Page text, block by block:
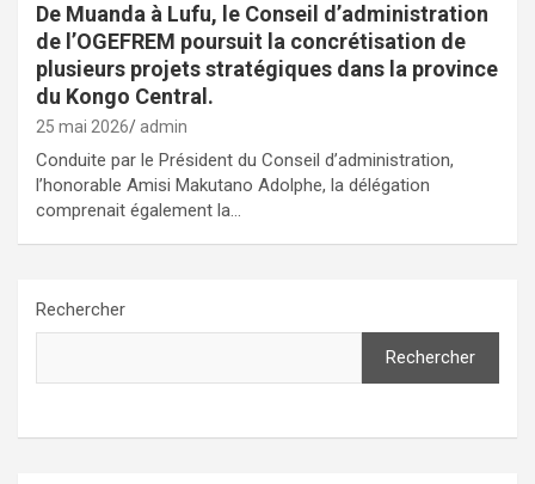
De Muanda à Lufu, le Conseil d’administration
de l’OGEFREM poursuit la concrétisation de
plusieurs projets stratégiques dans la province
du Kongo Central.
25 mai 2026 admin
Conduite par le Président du Conseil d’administration,
l’honorable Amisi Makutano Adolphe, la délégation
comprenait également la…
Rechercher
Rechercher